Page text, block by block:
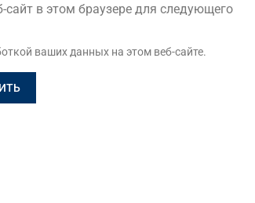
в этом браузере для следующего
ваших данных на этом веб-сайте.